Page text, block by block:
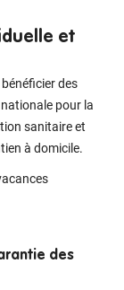
et
des
nationale pour la
sanitaire et
à domicile.
des